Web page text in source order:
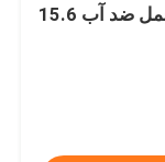
کیف لپ تاپ قابل حمل ضد آب 15.6